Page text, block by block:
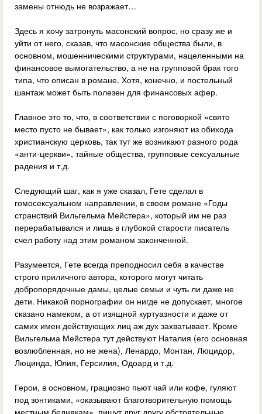
замены отнюдь не возражает…
Здесь я хочу затронуть масонский вопрос, но сразу же и
уйти от него, сказав, что масонские общества были, в
основном, мошенническими структурами, нацеленными на
финансовое вымогательство, а не на групповой брак того
типа, что описан в романе. Хотя, конечно, и постельный
шантаж может быть полезен для финансовых афер.
Главное это то, что, в соответствии с поговоркой «свято
место пусто не бывает», как только изгоняют из обихода
христианскую церковь, так тут же возникают разного рода
«анти-церкви», тайные общества, групповые сексуальные
радения и т.д.
Следующий шаг, как я уже сказал, Гете сделал в
гомосексуальном направлении, в своем романе «Годы
странствий Вильгельма Мейстера», который им не раз
перерабатывался и лишь в глубокой старости писатель
счел работу над этим романом законченной.
Разумеется, Гете всегда преподносил себя в качестве
строго приличного автора, которого могут читать
добропорядочные дамы, целые семьи и чуть ли даже не
дети. Никакой порнографии он нигде не допускает, многое
сказано намеком, а от изящной куртуазности и даже от
самих имен действующих лиц аж дух захватывает. Кроме
Вильгельма Мейстера тут действуют Наталия (его основная
возлюбленная, но не жена), Ленардо, Монтан, Люцидор,
Люцинда, Юлия, Герсилия, Одоард и т.д.
Герои, в основном, грациозно пьют чай или кофе, гуляют
под зонтиками, «оказывают благотворительную помощь